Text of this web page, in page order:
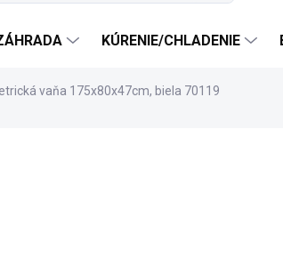
KÚRENIE/CHLADENIE
vaňa 175x80x47cm, biela 70119